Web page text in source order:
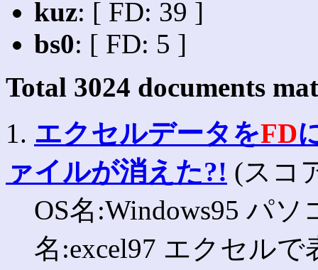
kuz: [ FD: 39 ]
bs0: [ FD: 5 ]
Total 3024 documents
1. エクセルデータをFD
ァイルが消えた?! (スコ
OS名:Windows95 パ
名:excel97 エクセル